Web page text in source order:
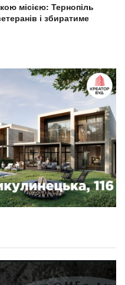
місією: Тернопіль
і збиратиме